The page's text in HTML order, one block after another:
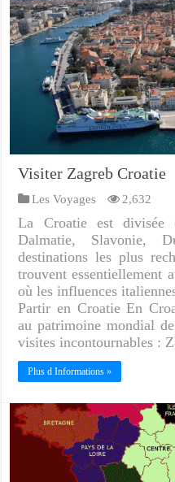
Visiter Zagreb Croatie
Les Voyages 2,632
La Croatie est divisée
Dalmatie, Slavonie,
destinations les plus
trouvent essentiellement
où les influences
Partir en Croatie En
au patrimoine mondial
visites incontournables :
Plus d Informations »